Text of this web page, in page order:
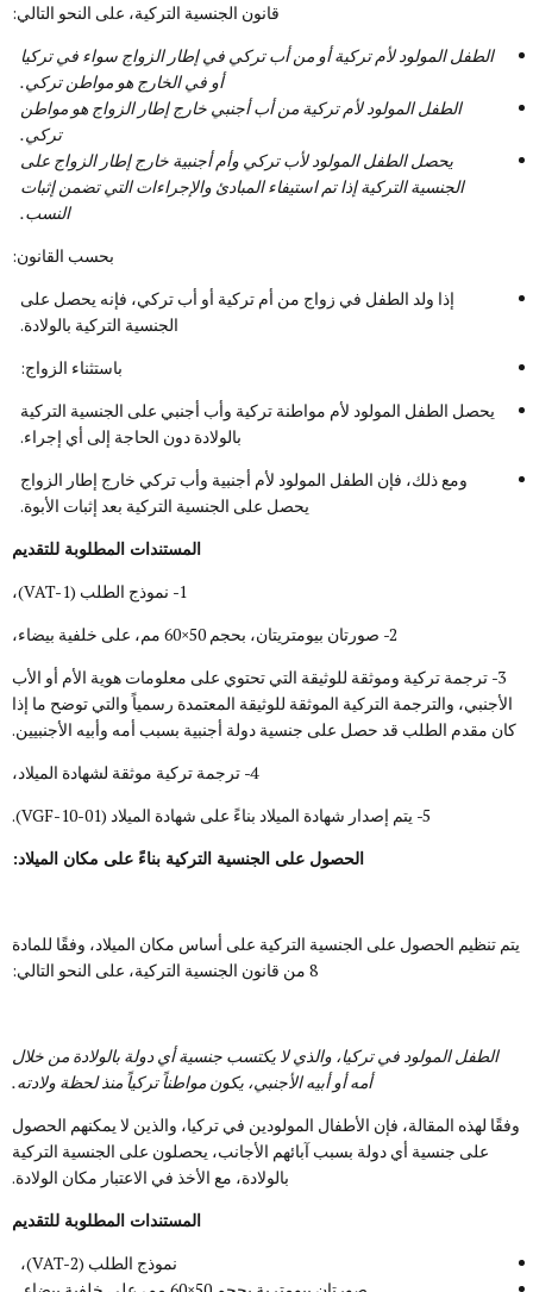
قانون الجنسية التركية، على النحو التالي:
الطفل المولود لأم تركية أو من أب تركي في إطار الزواج سواء في تركيا
أو في الخارج هو مواطن تركي.
الطفل المولود لأم تركية من أب أجنبي خارج إطار الزواج هو مواطن
تركي.
يحصل الطفل المولود لأب تركي وأم أجنبية خارج إطار الزواج على
الجنسية التركية إذا تم استيفاء المبادئ والإجراءات التي تضمن إثبات
النسب.
بحسب القانون:
إذا ولد الطفل في زواج من أم تركية أو أب تركي، فإنه يحصل على
الجنسية التركية بالولادة.
باستثناء الزواج:
يحصل الطفل المولود لأم مواطنة تركية وأب أجنبي على الجنسية التركية
بالولادة دون الحاجة إلى أي إجراء.
ومع ذلك، فإن الطفل المولود لأم أجنبية وأب تركي خارج إطار الزواج
يحصل على الجنسية التركية بعد إثبات الأبوة.
المستندات المطلوبة للتقديم
1- نموذج الطلب (VAT-1)،
2- صورتان بيومتريتان، بحجم 50×60 مم، على خلفية بيضاء،
3- ترجمة تركية وموثقة للوثيقة التي تحتوي على معلومات هوية الأم أو الأب
الأجنبي، والترجمة التركية الموثقة للوثيقة المعتمدة رسمياً والتي توضح ما إذا
كان مقدم الطلب قد حصل على جنسية دولة أجنبية بسبب أمه وأبيه الأجنبيين.
4- ترجمة تركية موثقة لشهادة الميلاد،
5- يتم إصدار شهادة الميلاد بناءً على شهادة الميلاد (VGF-10-01).
الحصول على الجنسية التركية بناءً على مكان الميلاد:
يتم تنظيم الحصول على الجنسية التركية على أساس مكان الميلاد، وفقًا للمادة
8 من قانون الجنسية التركية، على النحو التالي:
الطفل المولود في تركيا، والذي لا يكتسب جنسية أي دولة بالولادة من خلال
أمه أو أبيه الأجنبي، يكون مواطناً تركياً منذ لحظة ولادته.
وفقًا لهذه المقالة، فإن الأطفال المولودين في تركيا، والذين لا يمكنهم الحصول
على جنسية أي دولة بسبب آبائهم الأجانب، يحصلون على الجنسية التركية
بالولادة، مع الأخذ في الاعتبار مكان الولادة.
المستندات المطلوبة للتقديم
نموذج الطلب (VAT-2)،